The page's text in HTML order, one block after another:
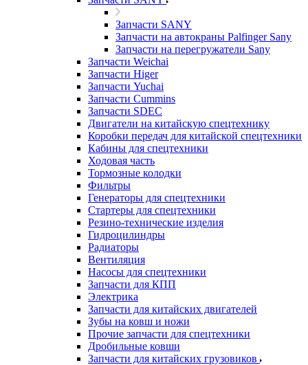
Запчасти SANY
Запчасти на автокраны Palfinger Sany
Запчасти на перегружатели Sany
Запчасти Weichai
Запчасти Higer
Запчасти Yuchai
Запчасти Cummins
Запчасти SDEC
Двигатели на китайскую спецтехнику
Коробки передач для китайской спецтехники
Кабины для спецтехники
Ходовая часть
Тормозные колодки
Фильтры
Генераторы для спецтехники
Стартеры для спецтехники
Резино-технические изделия
Гидроцилиндры
Радиаторы
Вентиляция
Насосы для спецтехники
Запчасти для КПП
Электрика
Запчасти для китайских двигателей
Зубы на ковш и ножи
Прочие запчасти для спецтехники
Дробильные ковши
Запчасти для китайских грузовиков